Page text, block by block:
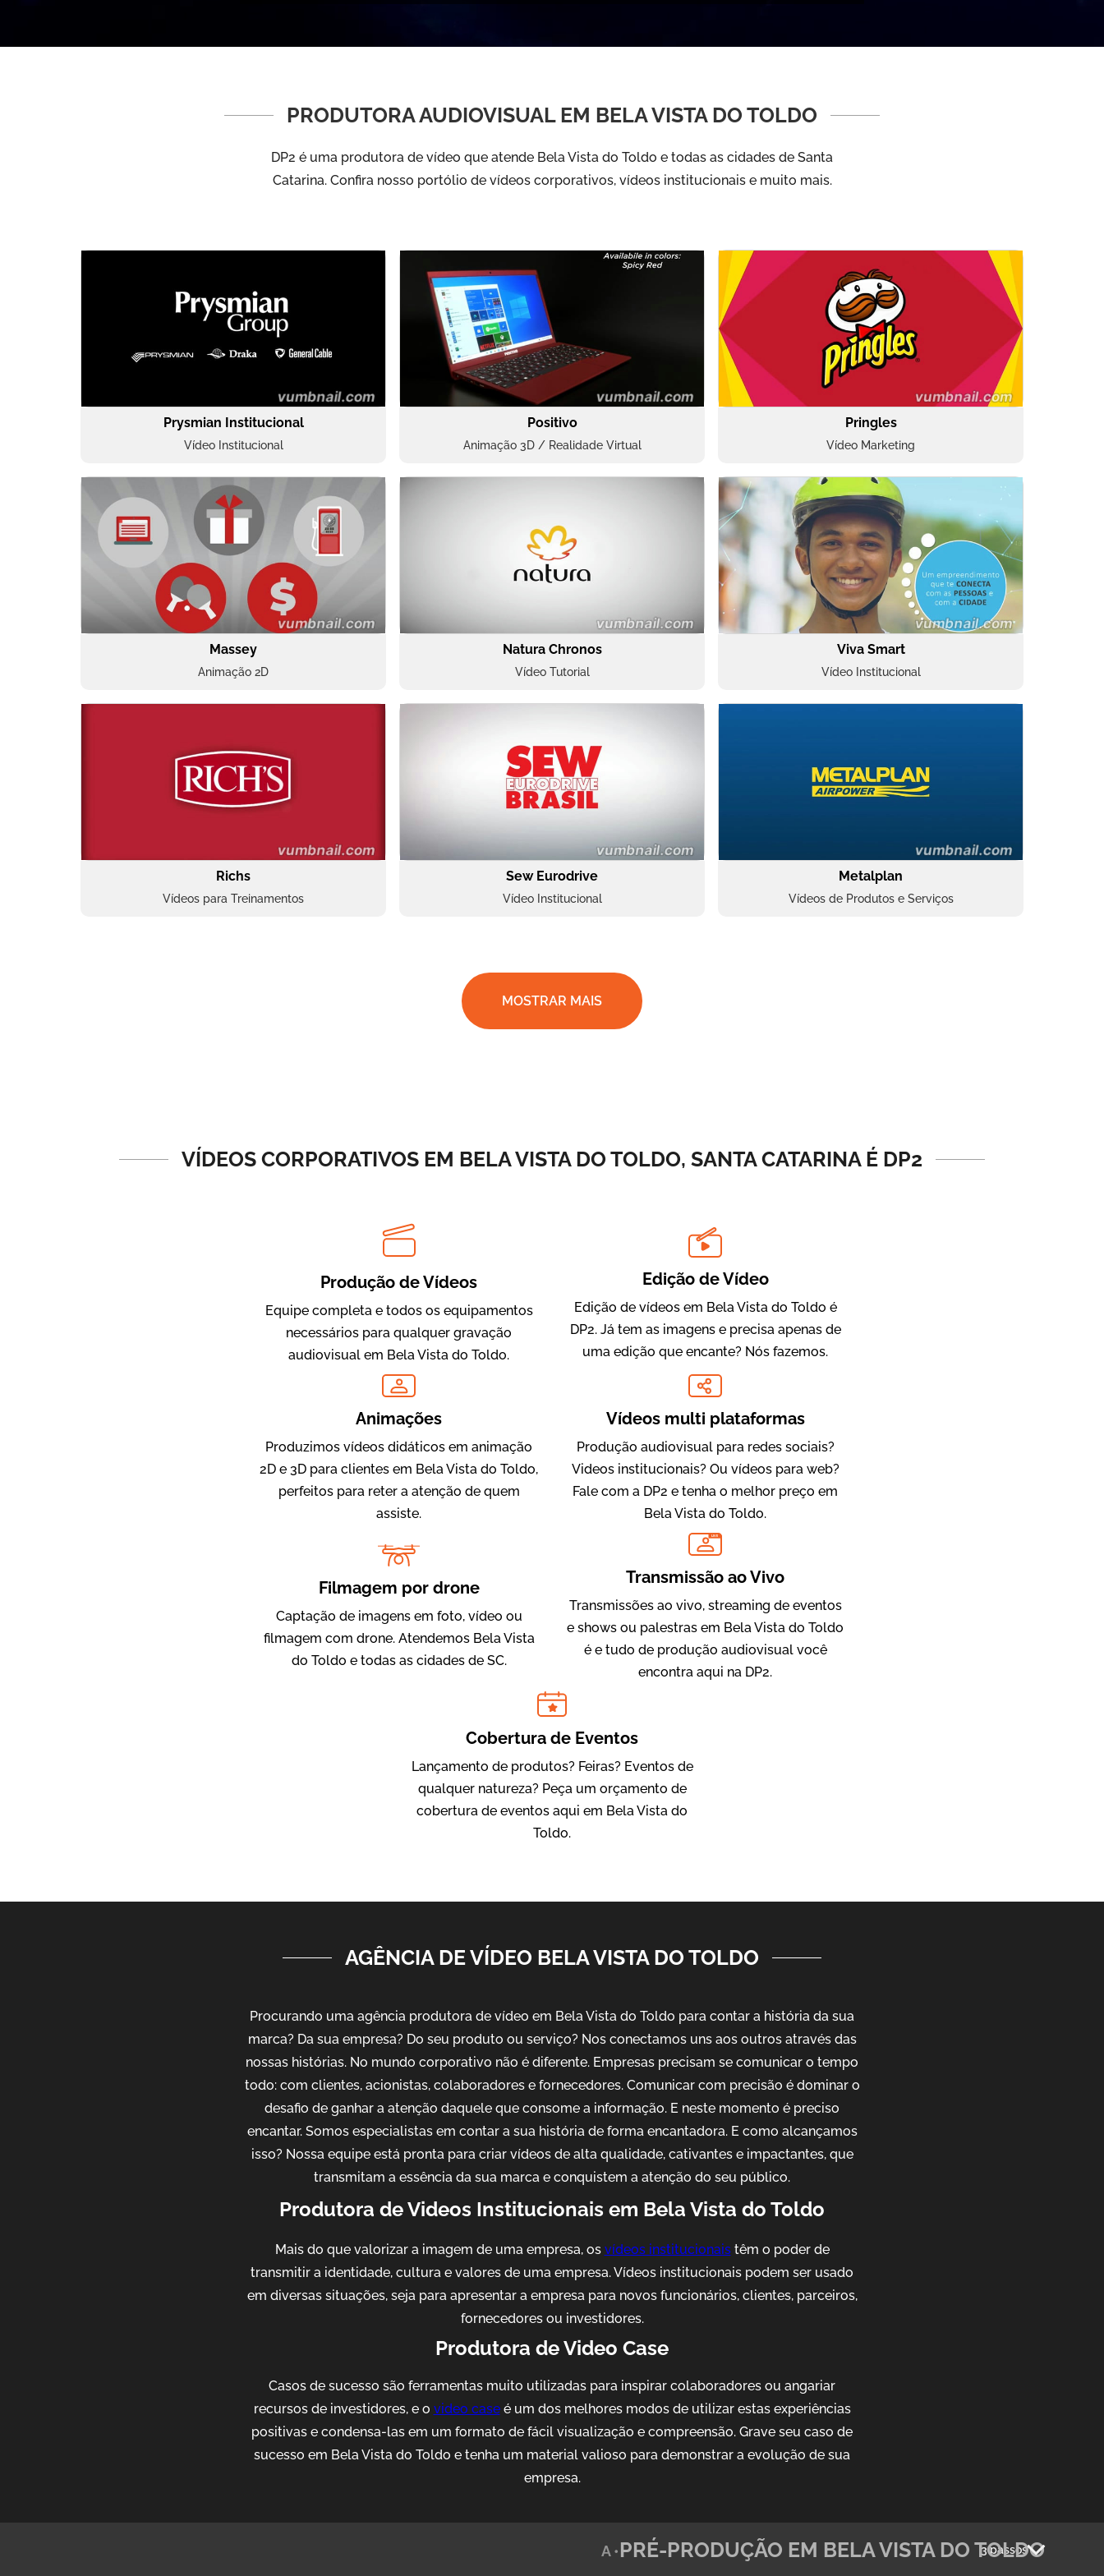
PRODUTORA AUDIOVISUAL EM BELA VISTA DO TOLDO
DP2 é uma produtora de vídeo que atende Bela Vista do Toldo e todas as cidades de Santa
Catarina. Confira nosso portólio de vídeos corporativos, vídeos institucionais e muito mais.
Prysmian Institucional
Vídeo Institucional
Positivo
Animação 3D / Realidade Virtual
Pringles
Vídeo Marketing
Massey
Animação 2D
Natura Chronos
Vídeo Tutorial
Viva Smart
Vídeo Institucional
Richs
Vídeos para Treinamentos
Sew Eurodrive
Vídeo Institucional
Metalplan
Vídeos de Produtos e Serviços
Evolucional
Vídeos para Treinamentos Vídeo Institucional
Julândia
Animação 2D
MOSTRAR MAIS
VÍDEOS CORPORATIVOS EM BELA VISTA DO TOLDO, SANTA CATARINA É DP2
Produção de Vídeos
Equipe completa e todos os equipamentos
necessários para qualquer gravação
audiovisual em Bela Vista do Toldo.
Edição de Vídeo
Edição de vídeos em Bela Vista do Toldo é
DP2. Já tem as imagens e precisa apenas de
uma edição que encante? Nós fazemos.
Animações
Produzimos vídeos didáticos em animação
2D e 3D para clientes em Bela Vista do Toldo,
perfeitos para reter a atenção de quem
assiste.
Vídeos multi plataformas
Produção audiovisual para redes sociais?
Videos institucionais? Ou vídeos para web?
Fale com a DP2 e tenha o melhor preço em
Bela Vista do Toldo.
Filmagem por drone
Captação de imagens em foto, vídeo ou
filmagem com drone. Atendemos Bela Vista
do Toldo e todas as cidades de SC.
LIVE
Transmissão ao Vivo
Transmissões ao vivo, streaming de eventos
e shows ou palestras em Bela Vista do Toldo
é e tudo de produção audiovisual você
encontra aqui na DP2.
Cobertura de Eventos
Lançamento de produtos? Feiras? Eventos de
qualquer natureza? Peça um orçamento de
cobertura de eventos aqui em Bela Vista do
Toldo.
AGÊNCIA DE VÍDEO BELA VISTA DO TOLDO
Procurando uma agência produtora de vídeo em Bela Vista do Toldo para contar a história da sua
marca? Da sua empresa? Do seu produto ou serviço? Nos conectamos uns aos outros através das
nossas histórias. No mundo corporativo não é diferente. Empresas precisam se comunicar o tempo
todo: com clientes, acionistas, colaboradores e fornecedores. Comunicar com precisão é dominar o
desafio de ganhar a atenção daquele que consome a informação. E neste momento é preciso
encantar. Somos especialistas em contar a sua história de forma encantadora. E como alcançamos
isso? Nossa equipe está pronta para criar vídeos de alta qualidade, cativantes e impactantes, que
transmitam a essência da sua marca e conquistem a atenção do seu público.
Produtora de Videos Institucionais em Bela Vista do Toldo
Mais do que valorizar a imagem de uma empresa, os vídeos institucionaistêm o poder de
transmitir a identidade, cultura e valores de uma empresa. Vídeos institucionais podem ser usado
em diversas situações, seja para apresentar a empresa para novos funcionários, clientes, parceiros,
fornecedores ou investidores.
Produtora de Video Case
Casos de sucesso são ferramentas muito utilizadas para inspirar colaboradores ou angariar
recursos de investidores, e o video caseé um dos melhores modos de utilizar estas experiências
positivas e condensa-las em um formato de fácil visualização e compreensão. Grave seu caso de
sucesso em Bela Vista do Toldo e tenha um material valioso para demonstrar a evolução de sua
empresa.
A •PRÉ-PRODUÇÃO EM BELA VISTA DO TOLDO
3 passos